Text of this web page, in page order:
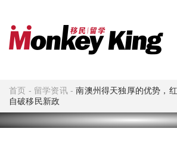
首页 - 留学资讯-南澳州得天独厚的优势，
自破移民新政